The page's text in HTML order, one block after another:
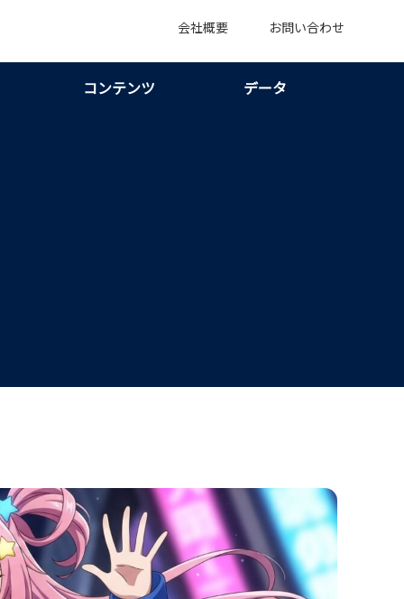
会社概要 お問い合わせ
コンテンツ データ
｜必要機材から配信まで一気に理解！